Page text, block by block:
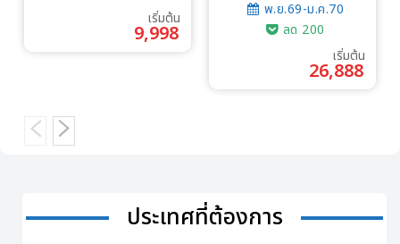
เริ่มต้น
9,998
พ.ย.69-ม.ค.70
ลด 200
เริ่มต้น
26,888
ประเทศที่ต้องการ